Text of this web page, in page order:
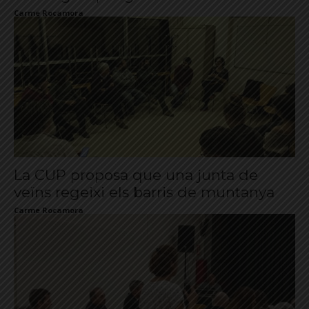
Carme Rocamora
La CUP proposa que una junta de
veïns regeixi els barris de muntanya
Carme Rocamora